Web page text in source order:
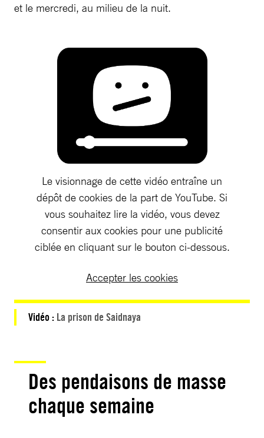
et le mercredi, au milieu de la nuit.
Le visionnage de cette vidéo entraîne un
dépôt de cookies de la part de YouTube. Si
vous souhaitez lire la vidéo, vous devez
consentir aux cookies pour une publicité
ciblée en cliquant sur le bouton ci-dessous.
Accepter les cookies
Vidéo : La prison de Saidnaya
Des pendaisons de masse
chaque semaine